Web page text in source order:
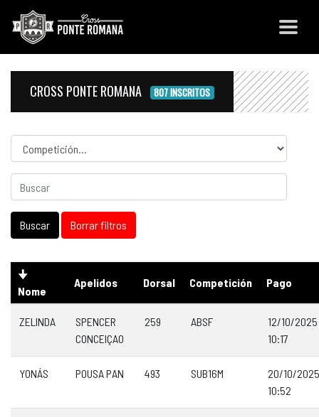
CROSS PONTE ROMANA 807 INSCRITOS
Competicion
Nome
Apelidos Dorsal Competición Pago
ZELINDA
SPENCER
CONCEIÇAO
259 ABSF
12/10/2025
10:17
YONÁS POUSA PAN 493 SUB16M
20/10/2025
10:52